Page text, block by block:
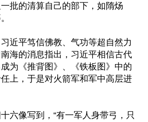
批的清算自己的部下，如隋炀
近平笃信佛教、气功等超自然力
海的消息指出，习近平相信古代
为《推背图》、《铁板图》中的
上，于是对火箭军和军中高层进
十六像写到，“有一军人身带弓，只